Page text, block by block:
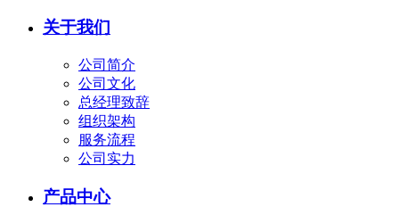
关于我们
公司简介
公司文化
总经理致辞
组织架构
服务流程
公司实力
产品中心